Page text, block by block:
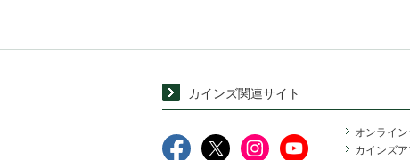
カインズ関連サイト
オンライ
カインズア